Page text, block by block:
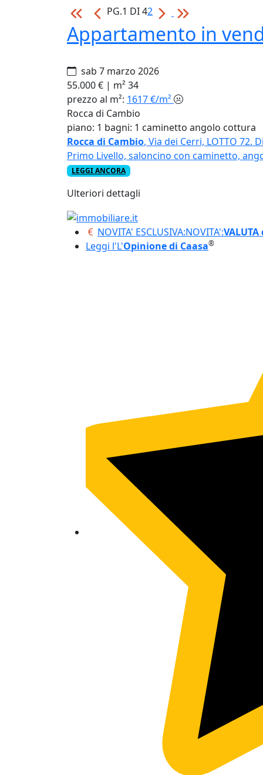
PG.1 DI 42
Appartamento in
sab 7 marzo 2026
55.000 € | m² 34
prezzo al m²: 1617 €/m²
Rocca di Cambio
piano: 1 bagni: 1 caminetto angolo cottura
Rocca di Cambio, Via dei Cerri, LOTTO 72.
Primo Livello, saloncino con caminetto,
LEGGI ANCORA
Ulteriori dettagli
NOVITA' ESCLUSIVA:NOVITA':
Leggi l'L'Opinione di Caasa®